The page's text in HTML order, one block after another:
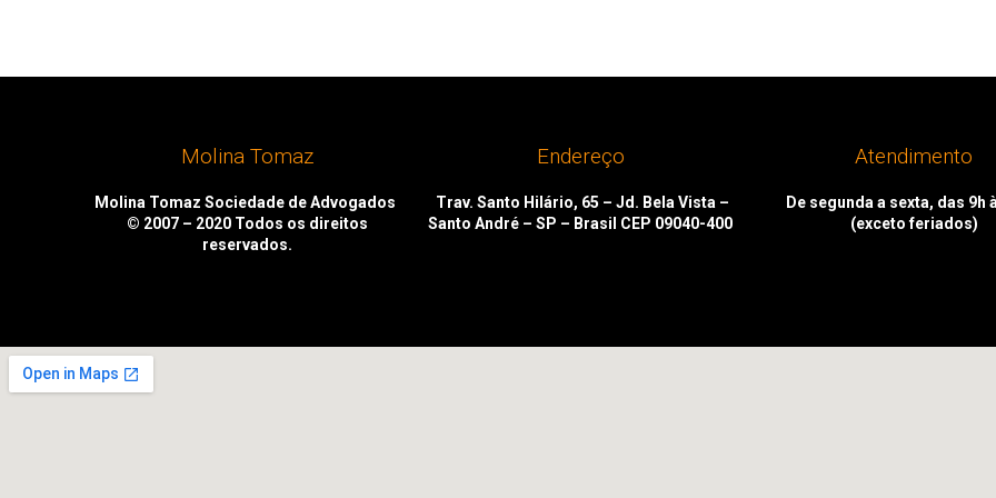
Molina Tomaz
Molina Tomaz Sociedade de Advogados
© 2007 – 2020 Todos os direitos
reservados.
Endereço
Trav. Santo Hilário, 65 – Jd. Bela Vista –
Santo André – SP – Brasil CEP 09040-400
Atendimento
De segunda a sexta, das 9h
(exceto feriados)